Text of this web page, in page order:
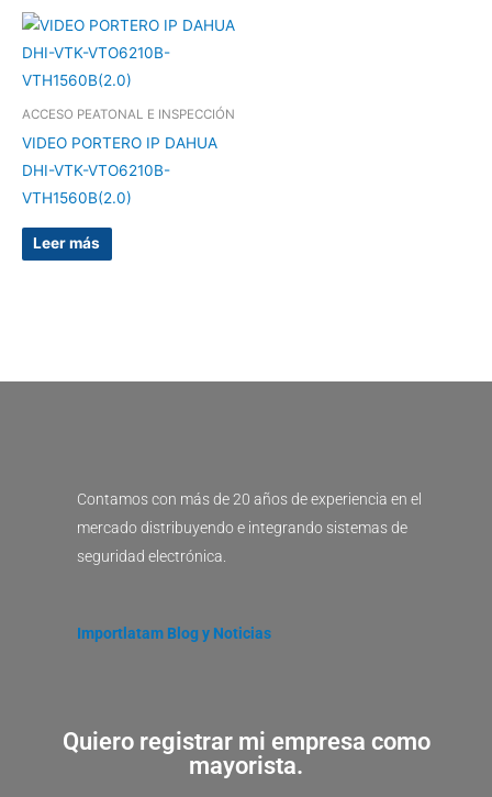
ACCESO PEATONAL E INSPECCIÓN
VIDEO PORTERO IP DAHUA
DHI-VTK-VTO6210B-
VTH1560B(2.0)
Leer más
Contamos con más de 20 años de experiencia en el
mercado distribuyendo e integrando sistemas de
seguridad electrónica.
Importlatam Blog y Noticias
Quiero registrar mi empresa como
mayorista.